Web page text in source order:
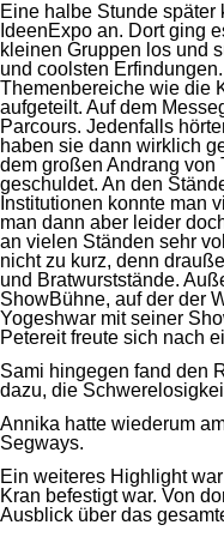
Eine halbe Stunde
IdeenExpo an. Dort ging
kleinen Gruppen los und
und coolsten
Themenbereiche wie die
aufgeteilt. Auf dem
Parcours. Jedenfalls
haben sie dann wirklich
dem großen Andrang von
geschuldet. An den
Institutionen konnte man
man dann aber leider
an vielen Ständen sehr
nicht zu kurz, denn
und Bratwurststände.
ShowBühne, auf der der
Yogeshwar mit seiner
Petereit freute sich nach
Sami hingegen fand den
dazu, die
Annika hatte wiederum
Segways.
Ein weiteres Highlight
Kran befestigt war. Von
Ausblick über das